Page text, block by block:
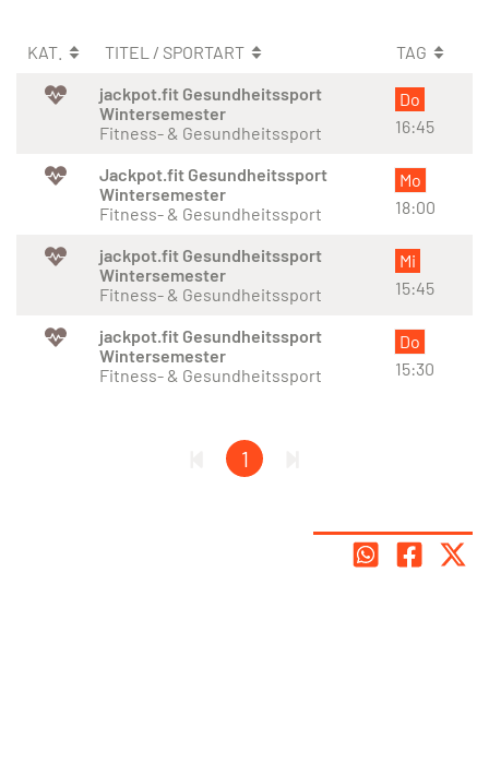
KAT. TITEL / SPORTART
TAG
jackpot.fit Gesundheitssport
Wintersemester
Fitness- & Gesundheitssport
Do
16:45
Jackpot.fit Gesundheitssport
Wintersemester
Fitness- & Gesundheitssport
Mo
18:00
jackpot.fit Gesundheitssport
Wintersemester
Fitness- & Gesundheitssport
Mi
15:45
jackpot.fit Gesundheitssport
Wintersemester
Fitness- & Gesundheitssport
Do
15:30
1